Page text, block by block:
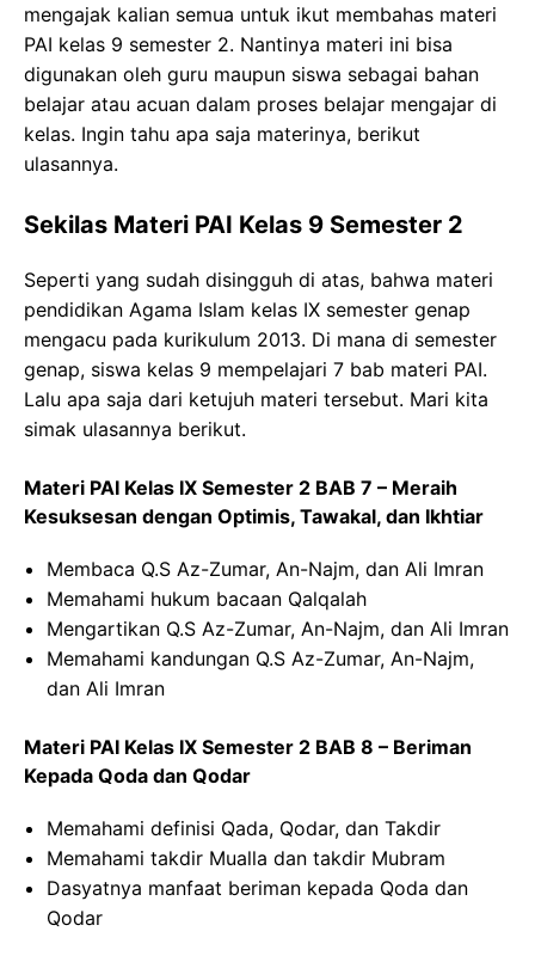
mengajak kalian semua untuk ikut membahas materi
PAI kelas 9 semester 2. Nantinya materi ini bisa
digunakan oleh guru maupun siswa sebagai bahan
belajar atau acuan dalam proses belajar mengajar di
kelas. Ingin tahu apa saja materinya, berikut
ulasannya.
Sekilas Materi PAI Kelas 9 Semester 2
Seperti yang sudah disingguh di atas, bahwa materi
pendidikan Agama Islam kelas IX semester genap
mengacu pada kurikulum 2013. Di mana di semester
genap, siswa kelas 9 mempelajari 7 bab materi PAI.
Lalu apa saja dari ketujuh materi tersebut. Mari kita
simak ulasannya berikut.
Materi PAI Kelas IX Semester 2 BAB 7 – Meraih
Kesuksesan dengan Optimis, Tawakal, dan Ikhtiar
Membaca Q.S Az-Zumar, An-Najm, dan Ali Imran
Memahami hukum bacaan Qalqalah
Mengartikan Q.S Az-Zumar, An-Najm, dan Ali Imran
Memahami kandungan Q.S Az-Zumar, An-Najm,
dan Ali Imran
Materi PAI Kelas IX Semester 2 BAB 8 – Beriman
Kepada Qoda dan Qodar
Memahami definisi Qada, Qodar, dan Takdir
Memahami takdir Mualla dan takdir Mubram
Dasyatnya manfaat beriman kepada Qoda dan
Qodar